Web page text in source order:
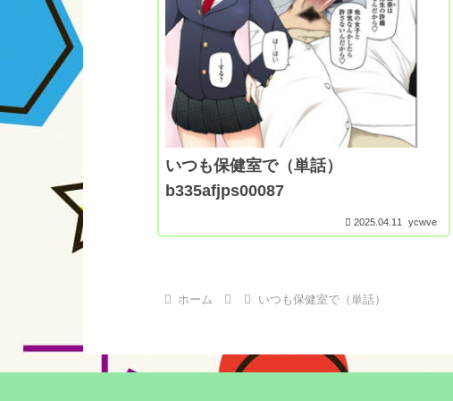
いつも保健室で（単話）
b335afjps00087
2025.04.11 ycwve
ホーム いつも保健室で（単話）